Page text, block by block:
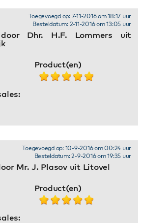
door Dhr. H.F. Lommers uit
Toegevoegd op: 7-11-2016 om 18:17 uur
Besteldatum: 2-11-2016 om 13:05 uur
Product(en)
Mr. J. Plasov uit Litovel
Toegevoegd op: 10-9-2016 om 00:24 uur
Besteldatum: 2-9-2016 om 19:35 uur
Product(en)